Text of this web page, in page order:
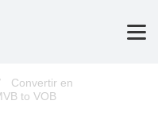
Convertir en
to VOB